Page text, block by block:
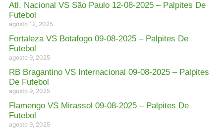
Atl. Nacional VS São Paulo 12-08-2025 – Palpites De
Futebol
agosto 12, 2025
Fortaleza VS Botafogo 09-08-2025 – Palpites De
Futebol
agosto 9, 2025
RB Bragantino VS Internacional 09-08-2025 – Palpites
De Futebol
agosto 9, 2025
Flamengo VS Mirassol 09-08-2025 – Palpites De
Futebol
agosto 9, 2025